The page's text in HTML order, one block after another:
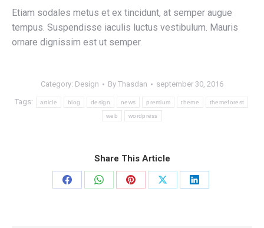
Etiam sodales metus et ex tincidunt, at semper augue
tempus. Suspendisse iaculis luctus vestibulum. Mauris
ornare dignissim est ut semper.
Category: Design By Thasdan september 30, 2016
Tags: article blog design news premium theme themeforest
web wordpress
Share This Article
Share
Share
Share
Share
Share